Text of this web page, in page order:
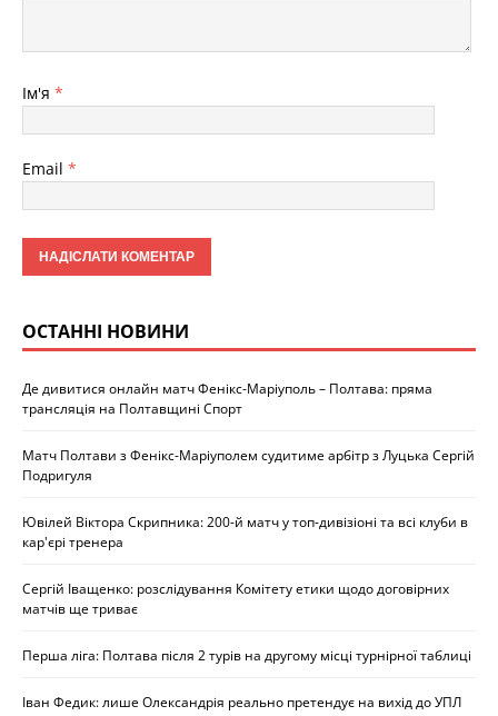
Ім'я *
Email *
ОСТАННІ НОВИНИ
Де дивитися онлайн матч Фенікс-Маріуполь – Полтава: пряма
трансляція на Полтавщині Спорт
Матч Полтави з Фенікс-Маріуполем судитиме арбітр з Луцька Сергій
Подригуля
Ювілей Віктора Скрипника: 200-й матч у топ-дивізіоні та всі клуби в
кар'єрі тренера
Сергій Іващенко: розслідування Комітету етики щодо договірних
матчів ще триває
Перша ліга: Полтава після 2 турів на другому місці турнірної таблиці
Іван Федик: лише Олександрія реально претендує на вихід до УПЛ